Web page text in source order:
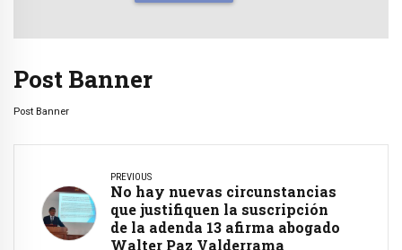
Post Banner
Post Banner
PREVIOUS
No hay nuevas circunstancias
que justifiquen la suscripción
de la adenda 13 afirma abogado
Walter Paz Valderrama